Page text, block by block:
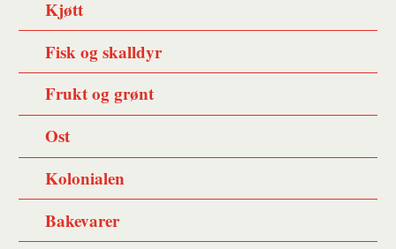
Kjøtt
Fisk og skalldyr
Frukt og grønt
Ost
Kolonialen
Bakevarer